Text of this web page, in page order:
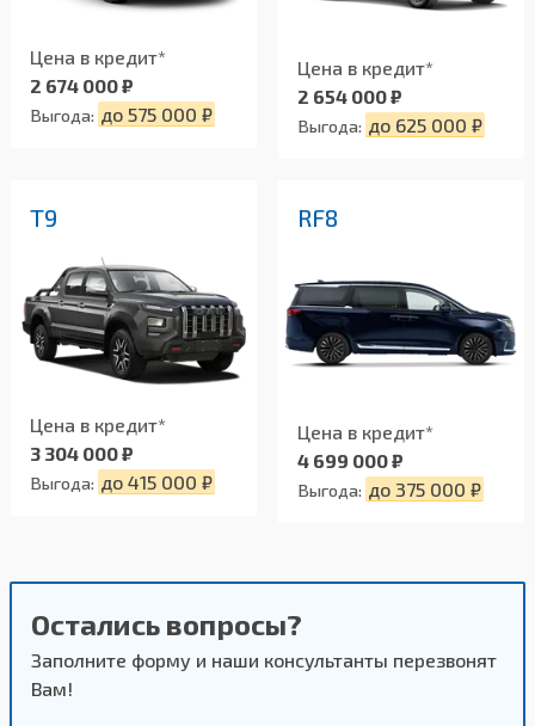
Цена в кредит*
2 674 000 ₽
Выгода: до 575 000 ₽
Цена в кредит*
2 654 000 ₽
Выгода: до 625 000 ₽
T9
Цена в кредит*
3 304 000 ₽
Выгода: до 415 000 ₽
RF8
Цена в кредит*
4 699 000 ₽
Выгода: до 375 000 ₽
Остались вопросы?
Заполните форму и наши консультанты перезвонят
Вам!